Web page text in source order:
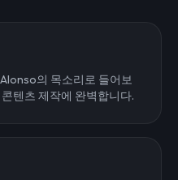
의 목소리로 들어보
텐츠 제작에 완벽합니다.